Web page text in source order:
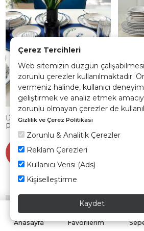
Çerez Tercihleri
Web sitemizin düzgün
zorunlu çerezler kullanılmaktadır.
vermeniz halinde, kullanıcı
geliştirmek ve analiz etmek
zorunlu olmayan çerezler de
Gizlilik ve Çerez Politikası
Zorunlu & Analitik Çerezler
Reklam Çerezleri
Kullanıcı Verisi (Ads)
Kişiselleştirme
Kaydet
Daphne Yemek Takımı 18
Parça 6 kişilik 22921-23-25
Sepette
%35
4.321,90 TL
2.809,24 TL
Kişilik
Anasayfa Favorilerim